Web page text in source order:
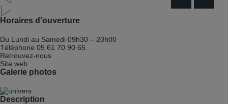
Horaires d'ouverture
Du Lundi au Samedi 09h30 – 20h00
Téléphone 05 61 70 90 65
Retrouvez-nous
Site web
Galerie photos
Description